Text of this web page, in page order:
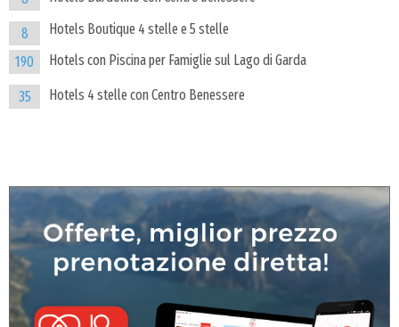
8
Hotels Boutique 4 stelle e 5 stelle
190
Hotels con Piscina per Famiglie sul Lago di Garda
35 Hotels 4 stelle con Centro Benessere